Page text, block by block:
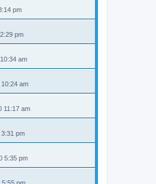
pm
pm
am
am
11:17 am
pm
5:35 pm